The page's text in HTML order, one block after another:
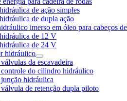
de ação simples
de dupla ação
imerso em óleo para cabeços
de 12 V
de 24 V
hidráulico
da escavadeira
do cilindro hidráulico
hidráulica
de retenção dupla piloto